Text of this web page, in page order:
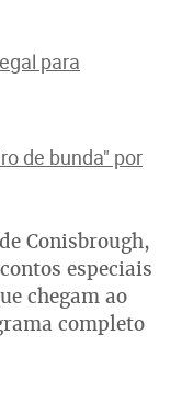
para
de bunda" por
Conisbrough,
especiais
chegam ao
completo